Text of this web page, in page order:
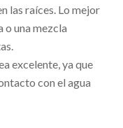
las raíces. Lo mejor
o una mezcla
excelente, ya que
con el agua